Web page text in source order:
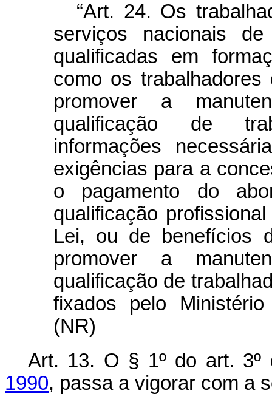
“Art. 24. Os
serviços nacionais
qualificadas em
como os
promover a
qualificação de
informações
exigências para a
o pagamento do
qualificação
Lei, ou de benefícios
promover a
qualificação de
fixados pelo
(NR)
Art. 13. O § 1º do art.
1990, passa a vigorar com a